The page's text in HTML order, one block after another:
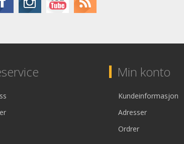
Min konto
Kundeinformasjon
Adresser
Ordrer